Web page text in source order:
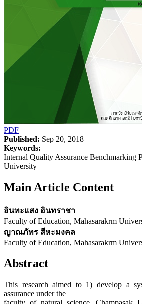
PDF
Published: Sep 20, 2018
Keywords:
Internal Quality Assurance Benchmarking
University
Main Article Content
อินทะแสง อินทราชา
Faculty of Education, Mahasarakrm
ญาณภัทร สีหะมงคล
Faculty of Education, Mahasarakrm
Abstract
This research aimed to 1) develop a
assurance under the